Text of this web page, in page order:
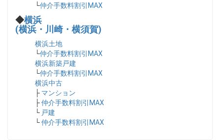
└仲介手数料割引MAX
◆横浜
(横浜・川崎・横須賀)
横浜土地
└仲介手数料割引MAX
横浜新築戸建
└仲介手数料割引MAX
横浜中古
├ マンション
├仲介手数料割引MAX
└ 戸建
└仲介手数料割引MAX